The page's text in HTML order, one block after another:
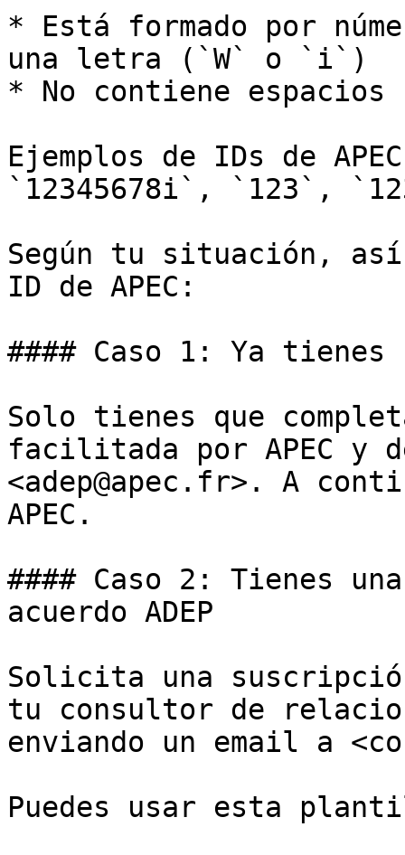
* Está formado por
una letra (`W` o `i`)
* No contiene
Ejemplos de IDs de
`12345678i`, `123`,
Según tu situación, así
ID de APEC:
#### Caso 1: Ya tienes
Solo tienes que
facilitada por APEC y
<adep@apec.fr>. A
APEC.
#### Caso 2: Tienes
acuerdo ADEP
Solicita una
tu consultor de
enviando un email a
Puedes usar esta